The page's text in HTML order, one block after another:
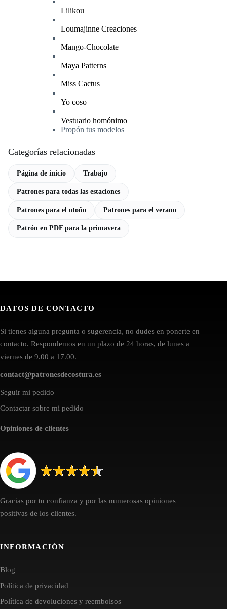
Lilikou
Loumajinne Creaciones
Mango-Chocolate
Maya Patterns
Miss Cactus
Yo coso
Vestuario homónimo
Propón tus modelos
Categorías relacionadas
Página de inicio Trabajo
Patrones para todas las estaciones
Patrones para el otoño Patrones para el verano
Patrón en PDF para la primavera
DATOS DE CONTACTO
Si tienes alguna pregunta o sugerencia, no dudes en ponerte en
contacto. Respondemos en un plazo de 24 horas, de lunes a
viernes de 9.00 a 17.00.
contact@patronesdecostura.es
Seguir mi pedido
Contactar sobre mi pedido
Opiniones de clientes
Gracias por tu confianza y por las numerosas opiniones
positivas de los clientes.
INFORMACIÓN
Blog
Política de privacidad
Política de devoluciones y reembolsos